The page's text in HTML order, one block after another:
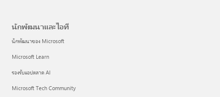
นักพัฒนาและไอที
นักพัฒนาของ Microsoft
Microsoft Learn
รองรับแอปตลาด AI
Microsoft Tech Community